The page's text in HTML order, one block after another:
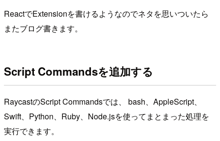
ReactでExtensionを書けるようなのでネタを思いついたら
またブログ書きます。
Script Commandsを追加する
RaycastのScript Commandsでは、 bash、AppleScript、
Swift、Python、Ruby、Node.jsを使ってまとまった処理を
実行できます。